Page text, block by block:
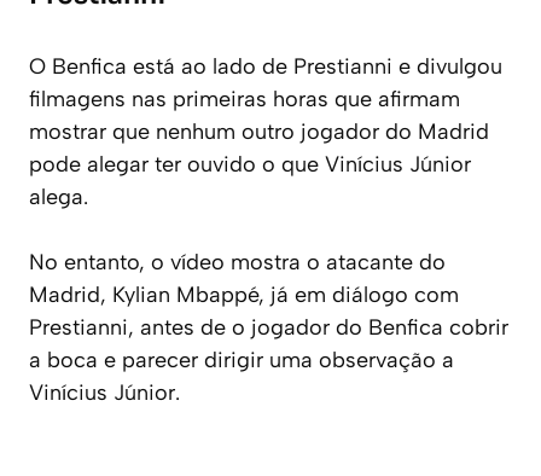
O Benfica está ao lado de Prestianni e divulgou
filmagens nas primeiras horas que afirmam
mostrar que nenhum outro jogador do Madrid
pode alegar ter ouvido o que Vinícius Júnior
alega.
No entanto, o vídeo mostra o atacante do
Madrid, Kylian Mbappé, já em diálogo com
Prestianni, antes de o jogador do Benfica cobrir
a boca e parecer dirigir uma observação a
Vinícius Júnior.